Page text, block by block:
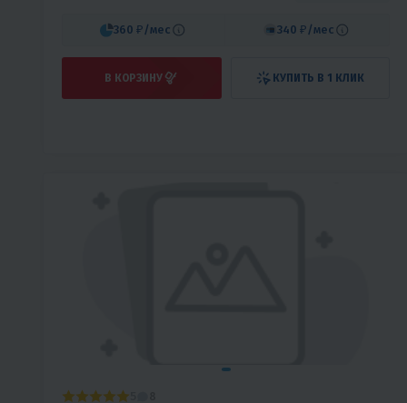
360 ₽ /мес 340 ₽ /мес
В КОРЗИНУ КУПИТЬ В 1 КЛИК